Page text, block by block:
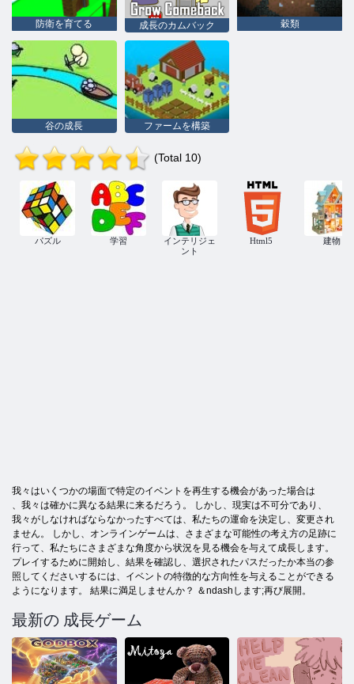
防衛を育てる 成長のカムバック 穀類
谷の成長 ファームを構築
(Total 10)
パズル 学習
インテリジェ
ント
Html5 建物
我々はいくつかの場面で特定のイベントを再生する機会があった場合は
、我々は確かに異なる結果に来るだろう。 しかし、現実は不可分であり、
我々がしなければならなかったすべては、私たちの運命を決定し、変更され
ません。 しかし、オンラインゲームは、さまざまな可能性の考え方の足跡に
行って、私たちにさまざまな角度から状況を見る機会を与えて成長します。
プレイするために開始し、結果を確認し、選択されたパスだったか本当の参
照してくださいするには、イベントの特徴的な方向性を与えることができる
ようになります。 結果に満足しませんか？ ＆ndashします;再び展開。
最新の 成長ゲーム